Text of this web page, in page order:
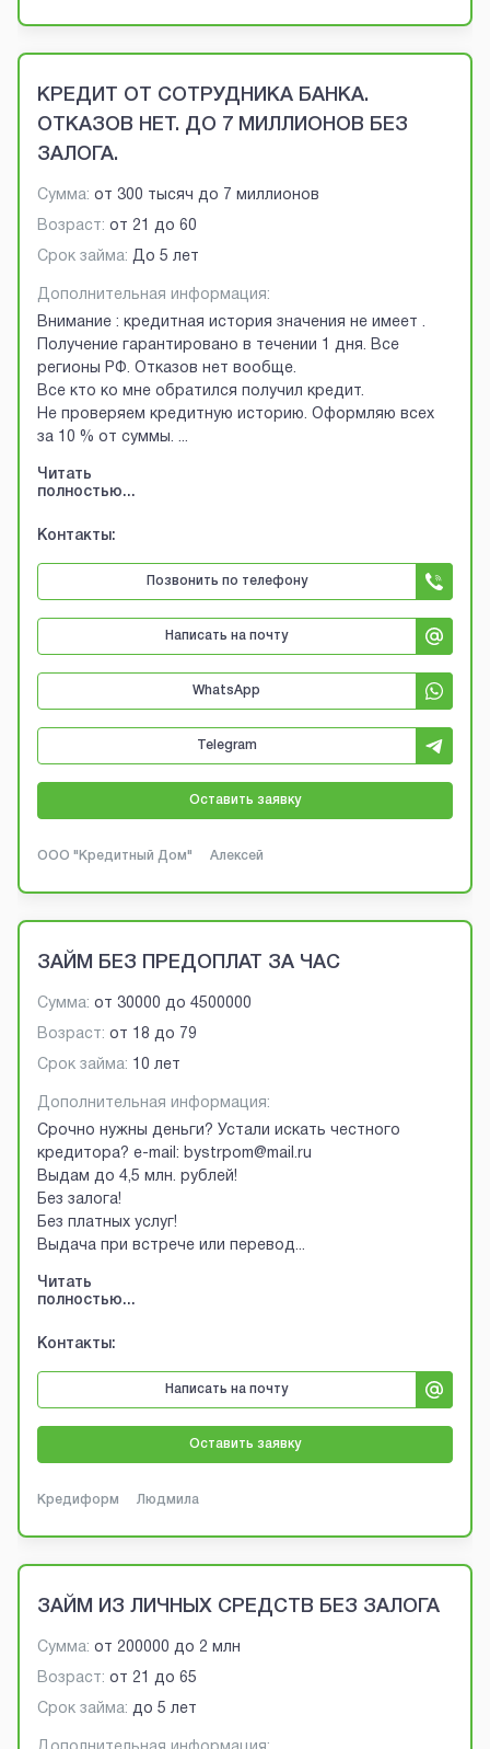
КРЕДИТ ОТ СОТРУДНИКА БАНКА.
ОТКАЗОВ НЕТ. ДО 7 МИЛЛИОНОВ БЕЗ
ЗАЛОГА.
Сумма: от 300 тысяч до 7 миллионов
Возраст: от 21 до 60
Срок займа: До 5 лет
Дополнительная информация:
Внимание : кредитная история значения не имеет .
Получение гарантировано в течении 1 дня. Все
регионы РФ. Отказов нет вообще.
Все кто ко мне обратился получил кредит.
Не проверяем кредитную историю. Оформляю всех
за 10 % от суммы. ...
Читать
полностью...
Контакты:
Позвонить по телефону
Написать на почту
WhatsApp
Telegram
Оставить заявку
ООО "Кредитный Дом" Алексей
ЗАЙМ БЕЗ ПРЕДОПЛАТ ЗА ЧАС
Сумма: от 30000 до 4500000
Возраст: от 18 до 79
Срок займа: 10 лет
Дополнительная информация:
Срочно нужны деньги? Устали искать честного
кредитора? e-mail: bystrpom@mail.ru
Выдам до 4,5 млн. рублей!
Без залога!
Без платных услуг!
Выдача при встрече или перевод...
Читать
полностью...
Контакты:
Написать на почту
Оставить заявку
Кредиформ Людмила
ЗАЙМ ИЗ ЛИЧНЫХ СРЕДСТВ БЕЗ ЗАЛОГА
Сумма: от 200000 до 2 млн
Возраст: от 21 до 65
Срок займа: до 5 лет